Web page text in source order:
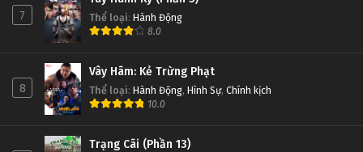
7 Thể loại: Hành Động
8.0
8
Vây Hãm: Kẻ Trừng Phạt
Thể loại: Hành Động, Hình Sự, Chính kịch
10.0
Trạng Cãi (Phần 13)